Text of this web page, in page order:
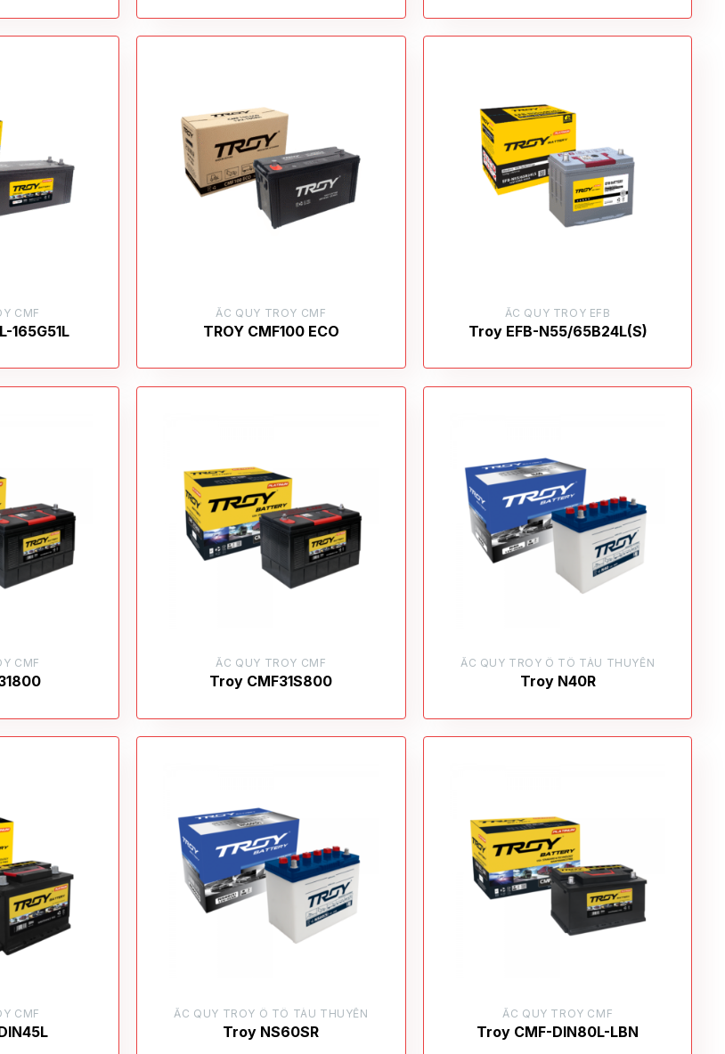
CMF
165G51L
ẮC QUY TROY CMF
TROY CMF100 ECO
ẮC QUY TROY EFB
Troy EFB-N55/65B24L(S)
CMF ẮC QUY TROY CMF
Troy CMF31S800
ẮC QUY TROY Ô TÔ TÀU THUYỀN
Troy N40R
CMF ẮC QUY TROY Ô TÔ TÀU THUYỀN
Troy NS60SR
ẮC QUY TROY CMF
Troy CMF-DIN80L-LBN